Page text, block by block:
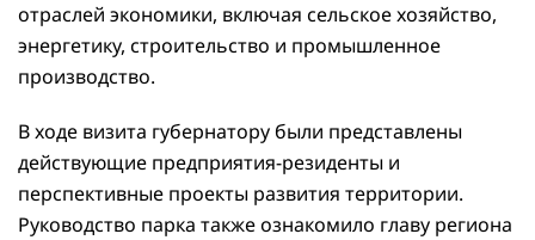
отраслей экономики, включая сельское хозяйство,
энергетику, строительство и промышленное
производство.
В ходе визита губернатору были представлены
действующие предприятия-резиденты и
перспективные проекты развития территории.
Руководство парка также ознакомило главу региона